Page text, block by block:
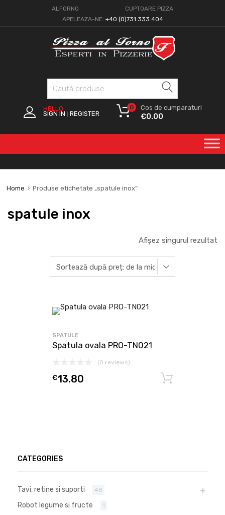
ALFORNO
CUPTOARE PIZZA
APELEAZA-NE: +40 (0)731.333.404
HELLO.
SIGN IN REGISTER
Cos de cumparaturi
€0.00
0
Home Produse etichetate „spatule inox”
spatule inox
Afișez singurul rezultat
SPATULE
Spatula ovala PRO-TN021
(0 reviews)
€13.80
CATEGORIES
Tavi, retine si suporti 48
Robot legume si fructe 1